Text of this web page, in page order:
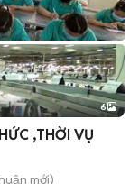
+2
6
,THỜI VỤ
mới)